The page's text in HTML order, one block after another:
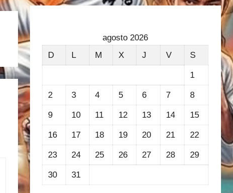
agosto 2026
D
L M X J V S
1
2 3 4 5 6 7 8
9 10 11 12 13 14 15
16 17 18 19 20 21 22
23 24 25 26 27 28 29
30 31